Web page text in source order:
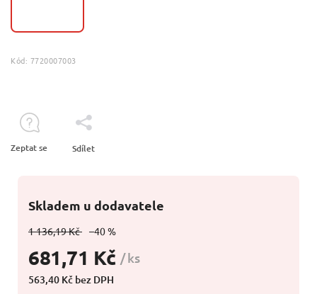
Kód: 7720007003
1 136,19 Kč –40 %
681,71 Kč / ks
563,40 Kč bez DPH
Skladem u dodavatele
Zeptat se Sdílet